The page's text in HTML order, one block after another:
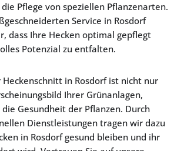
Pflege von speziellen Pflanzenarten.
Service in Rosdorf
dass Ihre Hecken optimal gepflegt
Potenzial zu entfalten.
in Rosdorf ist nicht nur
Ihrer Grünanlagen,
Gesundheit der Pflanzen. Durch
Dienstleistungen tragen wir dazu
in Rosdorf gesund bleiben und ihr